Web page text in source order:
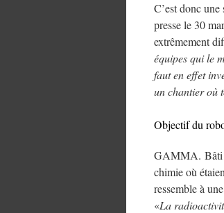
C’est donc
presse le 30
extrêmement
équipes qui le
faut en effet
un chantier où
Objectif du
GAMMA. Bâti
chimie où
ressemble à
«La